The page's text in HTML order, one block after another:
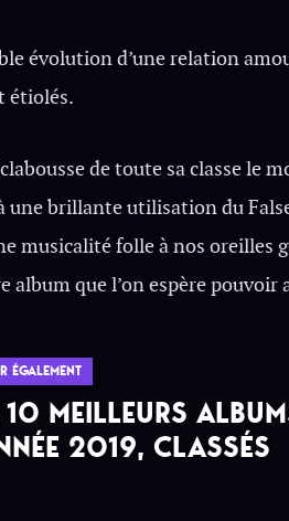
évolution d’une relation
étiolés.
de toute sa classe le
une brillante utilisation du
musicalité folle à nos oreilles
album que l’on espère pouvoir
ÉGALEMENT
10 MEILLEURS
2019, CLASSÉS